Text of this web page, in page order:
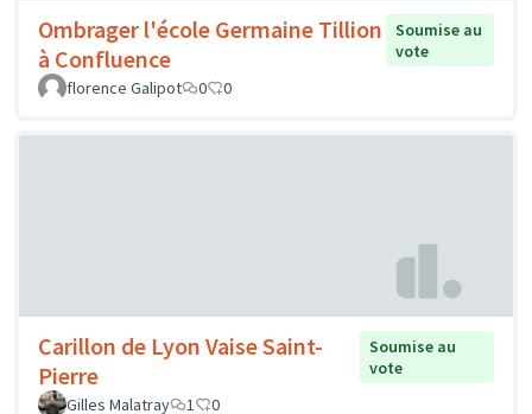
Ombrager l'école Germaine Tillion
à Confluence
Soumise au
vote
florence Galipot
0 0
Carillon de Lyon Vaise Saint-
Pierre
Soumise au
vote
Gilles Malatray
1 0